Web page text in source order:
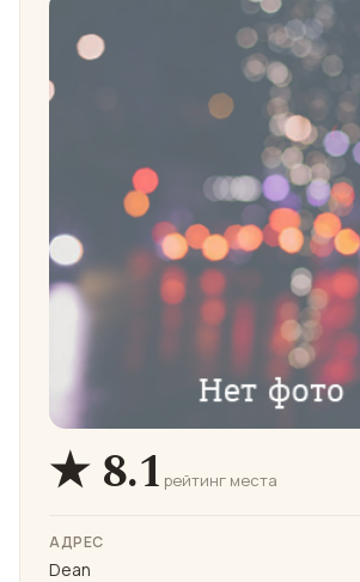
★ 8.1 рейтинг места
АДРЕС
Dean